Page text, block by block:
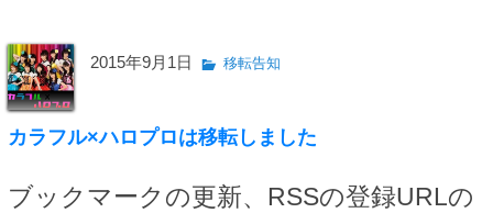
2015年9月1日 移転告知
カラフル×ハロプロは移転しました
ブックマークの更新、RSSの登録URLの